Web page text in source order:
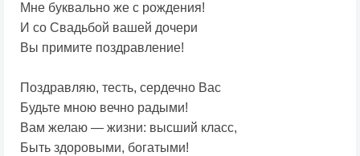
Мне буквально же с рождения!
И со Свадьбой вашей дочери
Вы примите поздравление!
Поздравляю, тесть, сердечно Вас
Будьте мною вечно радыми!
Вам желаю — жизни: высший класс,
Быть здоровыми, богатыми!